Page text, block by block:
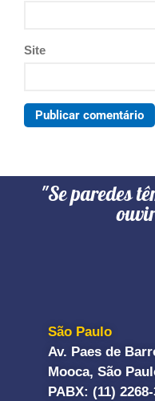
Site
"Se paredes
São Paulo
Av. Paes de
Mooca, São
PABX: (11)